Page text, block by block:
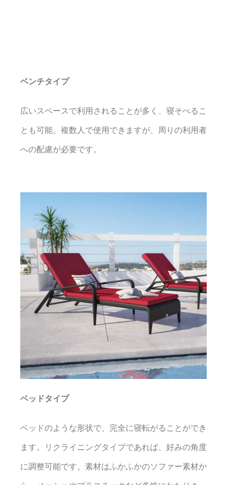
ベンチタイプ
広いスペースで利用されることが多く、寝そべるこ
とも可能。複数人で使用できますが、周りの利用者
への配慮が必要です。
ベッドタイプ
ベッドのような形状で、完全に寝転がることができ
ます。リクライニングタイプであれば、好みの角度
に調整可能です。素材はふかふかのソファー素材か